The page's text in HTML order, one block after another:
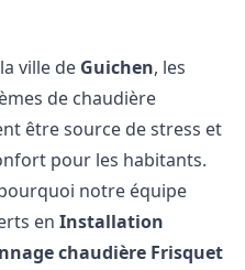
ville de Guichen, les
de chaudière
être source de stress et
pour les habitants.
notre équipe
enInstallation
chaudière Frisquet